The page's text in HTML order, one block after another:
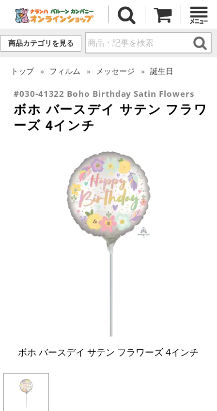
商品カテゴリを見る
トップ フィルム メッセージ 誕生日
#030-41322 Boho Birthday Satin Flowers
ボホ バースデイ サテン フラワ
ーズ 4インチ
ボホ バースデイ サテン フラワーズ 4インチ